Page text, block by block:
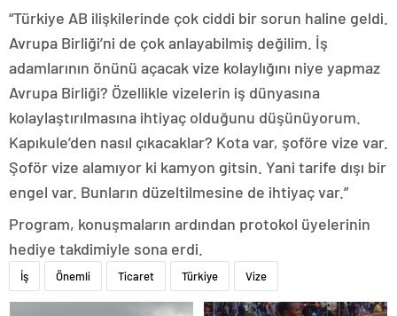
“Türkiye AB ilişkilerinde çok ciddi bir sorun haline geldi.
Avrupa Birliği’ni de çok anlayabilmiş değilim. İş
adamlarının önünü açacak vize kolaylığını niye yapmaz
Avrupa Birliği? Özellikle vizelerin iş dünyasına
kolaylaştırılmasına ihtiyaç olduğunu düşünüyorum.
Kapıkule’den nasıl çıkacaklar? Kota var, şoföre vize var.
Şoför vize alamıyor ki kamyon gitsin. Yani tarife dışı bir
engel var. Bunların düzeltilmesine de ihtiyaç var.”
Program, konuşmaların ardından protokol üyelerinin
hediye takdimiyle sona erdi.
İş Önemli Ticaret Türkiye Vize